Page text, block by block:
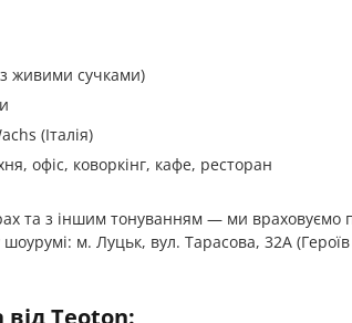
живими сучками)
(Італія)
офіс, коворкінг, кафе, ресторан
та з іншим тонуванням — ми враховуємо
м. Луцьк, вул. Тарасова, 32А (Героїв
Teoton: